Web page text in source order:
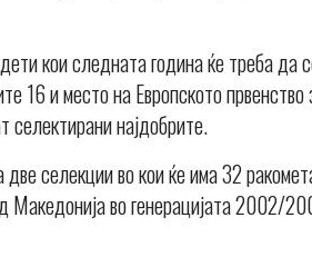
кои следната година ќе треба
16 и место на Европското
најдобрите.
две селекции во кои ќе има 32
Македонија во генерацијата 2002/